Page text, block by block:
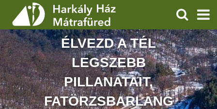
SZOLGÁLTATÁSOK
PROGRAMOK
HÍREK
KERESÉS
ÉLVEZD A TÉL
LEGSZEBB
PILLANATAIT,
FATÖRZSBARLANG